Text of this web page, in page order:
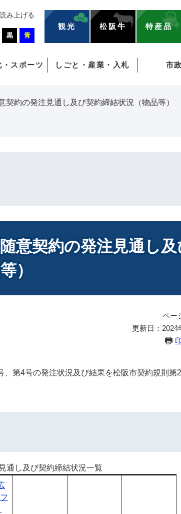
読み上げる
黒 青
観光 松阪牛 特産品
スポーツ しごと・産業・入札 市
約の発注見通し及び契約締結状況（物品等）
意契約の発注見通し及
）
ペー
更新日：2024
第4号の発注状況及び結果を松阪市契約規則第
通し及び契約締結状況一覧